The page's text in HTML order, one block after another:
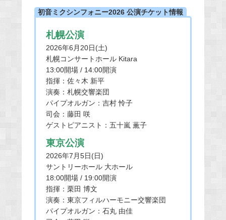
初音ミクシンフォニー2026 公演チケット情報
札幌公演
2026年6月20日(土)
札幌コンサートホール Kitara
13:00開場 / 14:00開演
指揮：佐々木 新平
演奏：札幌交響楽団
パイプオルガン：吉村 怜子
司会：藤田 咲
ゲストピアニスト：五十嵐 薫子
東京公演
2026年7月5日(日)
サントリーホール 大ホール
18:00開場 / 19:00開演
指揮：栗田 博文
演奏：東京フィルハーモニー交響楽団
パイプオルガン：石丸 由佳